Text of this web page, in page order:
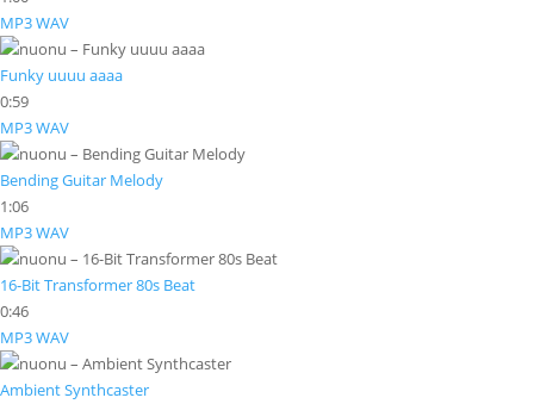
MP3WAV
Funky uuuu aaaa
0:59
MP3WAV
Bending Guitar Melody
1:06
MP3WAV
16-Bit Transformer 80s Beat
0:46
MP3WAV
Ambient Synthcaster